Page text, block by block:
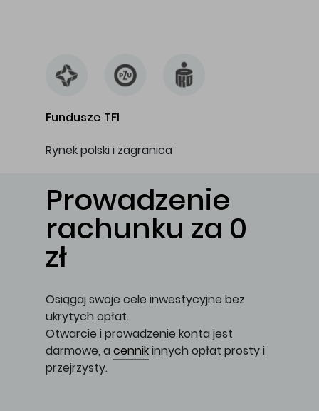
Fundusze TFI
Rynek polski i zagranica
Prowadzenie
rachunku za 0
zł
Osiągaj swoje cele inwestycyjne bez
ukrytych opłat.
Otwarcie i prowadzenie konta jest
darmowe, a cennikinnych opłat prosty i
przejrzysty.